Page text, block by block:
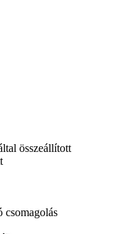
összeállított
csomagolás